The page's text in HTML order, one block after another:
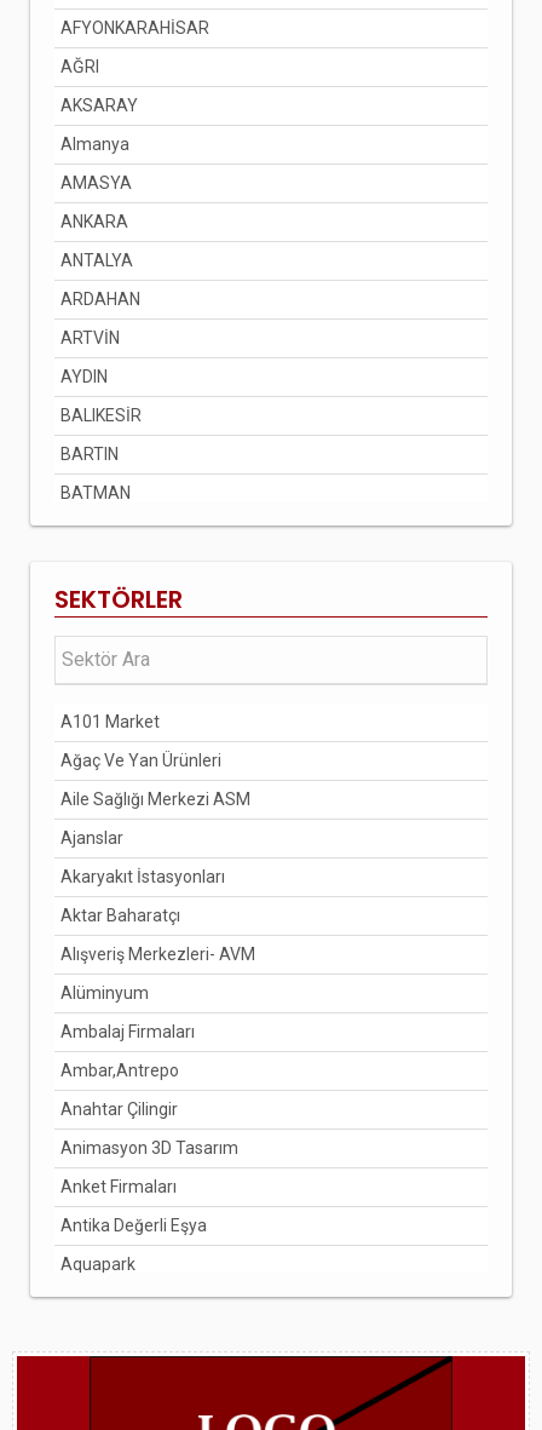
AFYONKARAHİSAR
AĞRI
AKSARAY
Almanya
AMASYA
ANKARA
ANTALYA
ARDAHAN
ARTVİN
AYDIN
BALIKESİR
BARTIN
BATMAN
BAYBURT
BİNGÖL
BİTLİS
BOLU
BURDUR
BURSA
ÇANAKKALE
ÇANKIRI
ÇORUM
DENİZLİ
DİYARBAKIR
DÜZCE
EDİRNE
ELAZIĞ
ERZİNCAN
ERZURUM
ESKİŞEHİR
GAZİANTEP
GİRESUN
SEKTÖRLER
A101 Market
Ağaç Ve Yan Ürünleri
Aile Sağlığı Merkezi ASM
Ajanslar
Akaryakıt İstasyonları
Aktar Baharatçı
Alışveriş Merkezleri- AVM
Alüminyum
Ambalaj Firmaları
Ambar,Antrepo
Anahtar Çilingir
Animasyon 3D Tasarım
Anket Firmaları
Antika Değerli Eşya
Aquapark
Arabuluculuk Hizmetleri